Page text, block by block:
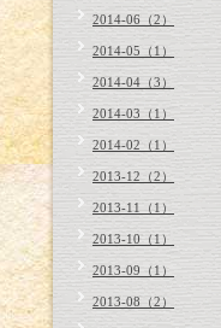
2014-06（2）
2014-05（1）
2014-04（3）
2014-03（1）
2014-02（1）
2013-12（2）
2013-11（1）
2013-10（1）
2013-09（1）
2013-08（2）